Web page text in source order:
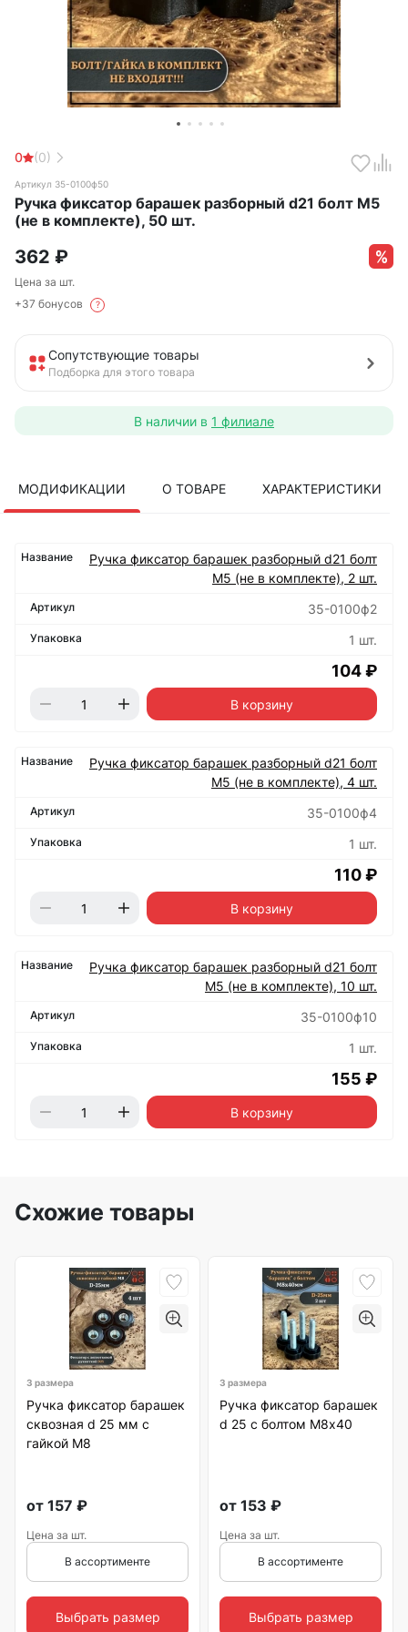
0 (0)
Артикул 35-0100ф50
Ручка фиксатор барашек разборный d21 болт М5
(не в комплекте), 50 шт.
362 ₽
Цена за шт.
+37 бонусов
?
Сопутствующие товары
Подборка для этого товара
В наличии в 1 филиале
МОДИФИКАЦИИ О ТОВАРЕ ХАРАКТЕРИСТИКИ
Ручка фиксатор барашек разборный d21 болт
М5 (не в комплекте), 2 шт.
35-0100ф2
1 шт.
104 ₽
В корзину
Ручка фиксатор барашек разборный d21 болт
М5 (не в комплекте), 4 шт.
35-0100ф4
1 шт.
110 ₽
В корзину
Ручка фиксатор барашек разборный d21 болт
М5 (не в комплекте), 10 шт.
35-0100ф10
1 шт.
155 ₽
В корзину
Схожие товары
3 размера
Ручка фиксатор барашек
сквозная d 25 мм с
гайкой М8
от 157 ₽
Цена за шт.
В ассортименте
Выбрать размер
3 размера
Ручка фиксатор барашек
d 25 с болтом М8х40
от 153 ₽
Цена за шт.
В ассортименте
Выбрать размер